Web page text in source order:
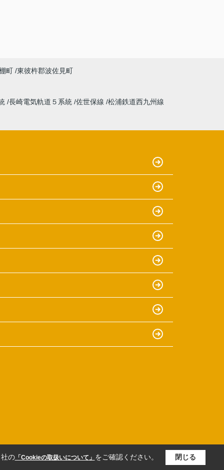
町 東彼杵郡波佐見町
長崎電気軌道５系統 佐世保線 松浦鉄道西九州線
の「Cookieの取扱いについて」 をご確認ください。 閉じる